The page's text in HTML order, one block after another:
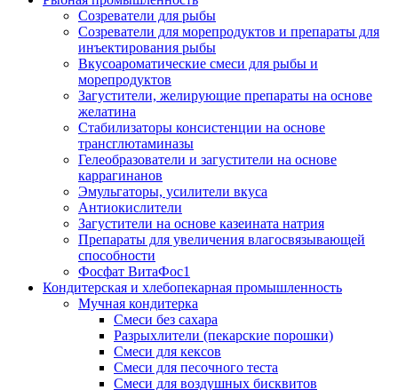
Созреватели для рыбы
Созреватели для морепродуктов и препараты для
инъектирования рыбы
Вкусоароматические смеси для рыбы и
морепродуктов
Загустители, желирующие препараты на основе
желатина
Стабилизаторы консистенции на основе
трансглютаминазы
Гелеобразователи и загустители на основе
каррагинанов
Эмульгаторы, усилители вкуса
Антиокислители
Загустители на основе казеината натрия
Препараты для увеличения влагосвязывающей
способности
Фосфат ВитаФос1
Кондитерская и хлебопекарная промышленность
Мучная кондитерка
Смеси без сахара
Разрыхлители (пекарские порошки)
Смеси для кексов
Смеси для песочного теста
Смеси для воздушных бисквитов